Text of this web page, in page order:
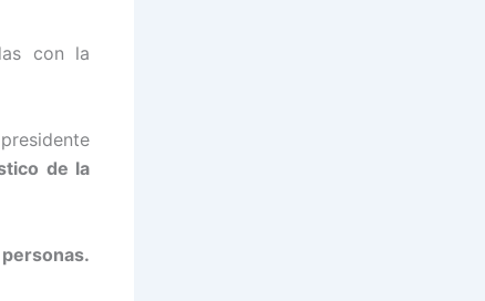
con la
de la